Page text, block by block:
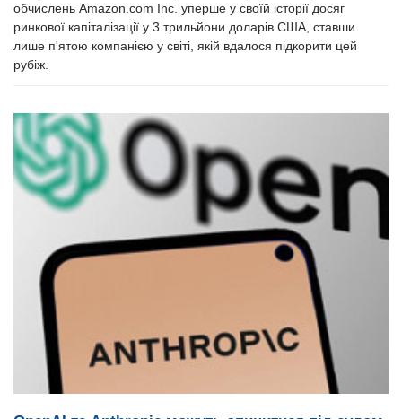
обчислень Amazon.com Inc. уперше у своїй історії досяг
ринкової капіталізації у 3 трильйони доларів США, ставши
лише п'ятою компанією у світі, якій вдалося підкорити цей
рубіж.